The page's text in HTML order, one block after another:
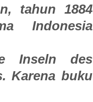
tahun 1884
Indonesia
Inseln des
Karena buku